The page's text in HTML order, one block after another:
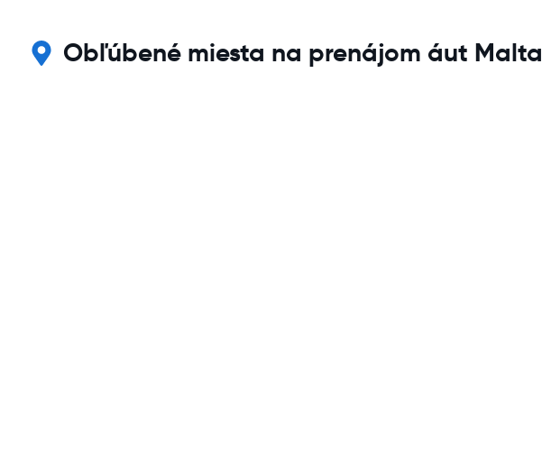
Obľúbené miesta na prenájom áut Malta